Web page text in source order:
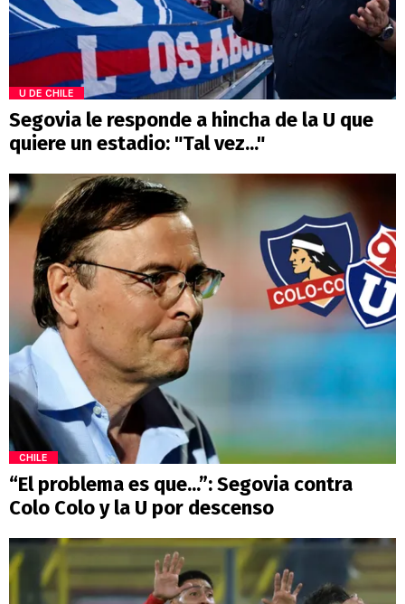
U DE CHILE
Segovia le responde a hincha de la U que
quiere un estadio: "Tal vez..."
CHILE
“El problema es que...”: Segovia contra
Colo Colo y la U por descenso